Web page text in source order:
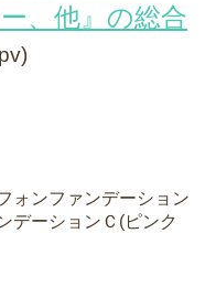
、他』の総合
ォンファンデーション
デーションＣ(ピンク